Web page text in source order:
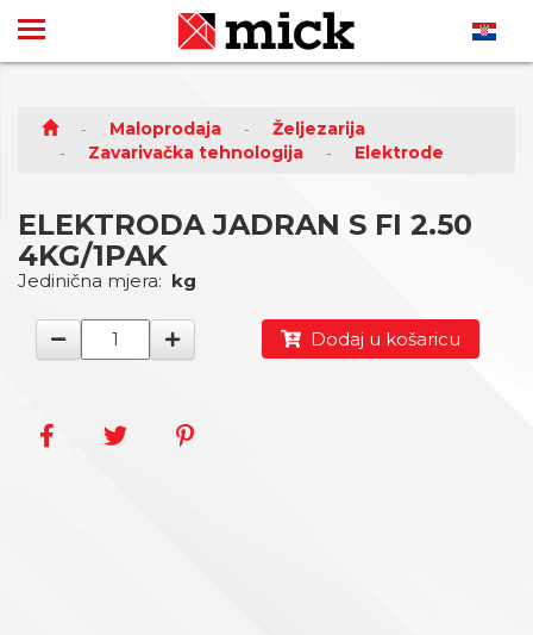
Maloprodaja
Željezarija
Zavarivačka tehnologija
Elektrode
ELEKTRODA JADRAN S FI 2.50
4KG/1PAK
Jedinična mjera: kg
Dodaj u košaricu